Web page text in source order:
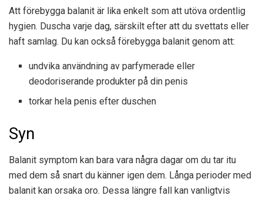
Att förebygga balanit är lika enkelt som att utöva ordentlig
hygien. Duscha varje dag, särskilt efter att du svettats eller
haft samlag. Du kan också förebygga balanit genom att:
undvika användning av parfymerade eller
deodoriserande produkter på din penis
torkar hela penis efter duschen
Syn
Balanit symptom kan bara vara några dagar om du tar itu
med dem så snart du känner igen dem. Långa perioder med
balanit kan orsaka oro. Dessa längre fall kan vanligtvis